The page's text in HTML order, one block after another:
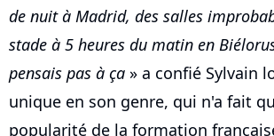
de nuit à Madrid, des salles
stade à 5 heures du matin en
pensais pas à ça » a confié Sylvain
unique en son genre, qui n'a fait
popularité de la formation